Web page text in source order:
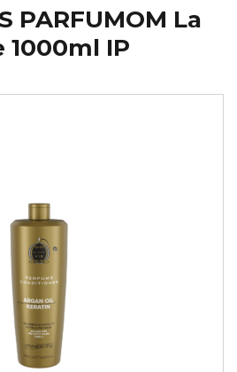
PARFUMOM La
1000ml IP